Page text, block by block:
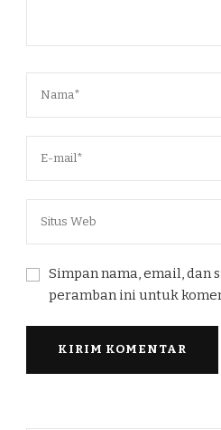
Simpan nama, email, dan
peramban ini untuk